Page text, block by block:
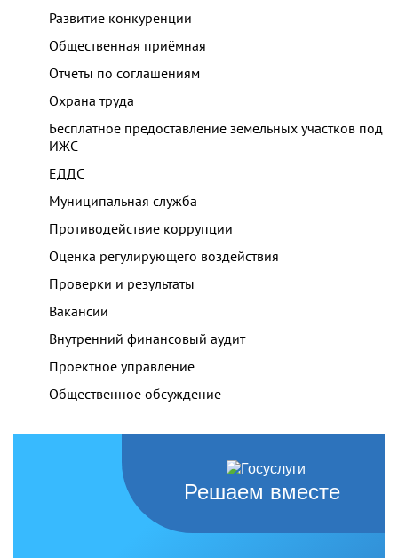
Развитие конкуренции
Общественная приёмная
Отчеты по соглашениям
Охрана труда
Бесплатное предоставление земельных участков под
ИЖС
ЕДДС
Муниципальная служба
Противодействие коррупции
Оценка регулирующего воздействия
Проверки и результаты
Вакансии
Внутренний финансовый аудит
Проектное управление
Общественное обсуждение
Решаем вместе